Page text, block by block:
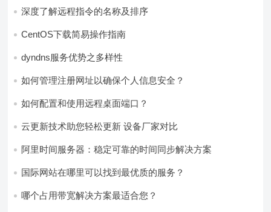
深度了解远程指令的名称及排序
CentOS下载简易操作指南
dyndns服务优势之多样性
如何管理注册网址以确保个人信息安全？
如何配置和使用远程桌面端口？
云更新技术助您轻松更新 设备厂家对比
阿里时间服务器：稳定可靠的时间同步解决方案
国际网站在哪里可以找到最优质的服务？
哪个占用带宽解决方案最适合您？